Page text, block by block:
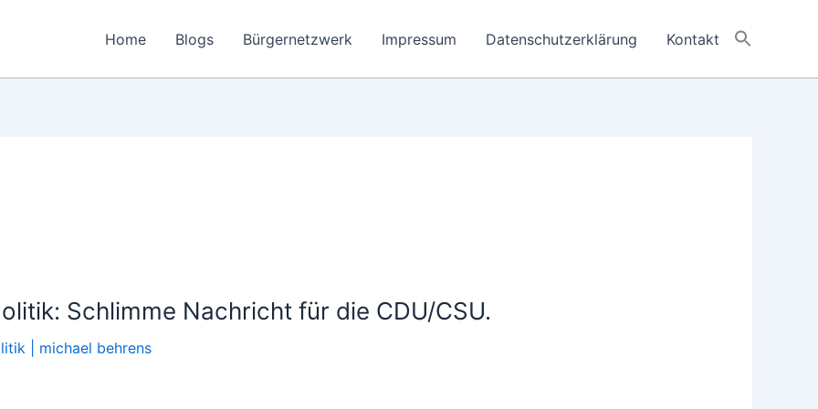
Home Blogs Bürgernetzwerk Impressum Datenschutzerklärung Kontakt
Schlimme Nachricht für die CDU/CSU.
michael behrens